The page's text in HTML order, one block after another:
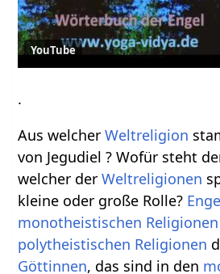
YouTube
.
Aus welcherWeltreligion
von Jegudiel ? Wofür steht
welcher derWeltreligionen
kleine oder große Rolle?
monotheistischen Religionen
polytheistischen Religionen
Göttinnen, das sind in den